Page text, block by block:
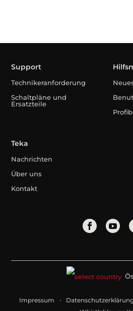
Support
Technikeranforderung
Schaltpläne und
Ersatzteile
Teka
Nachrichten
Über uns
Kontakt
Impressum